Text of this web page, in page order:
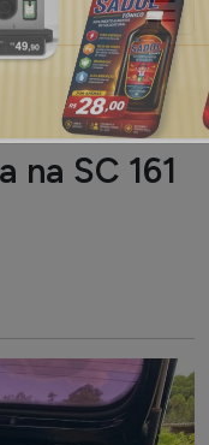
na SC 161